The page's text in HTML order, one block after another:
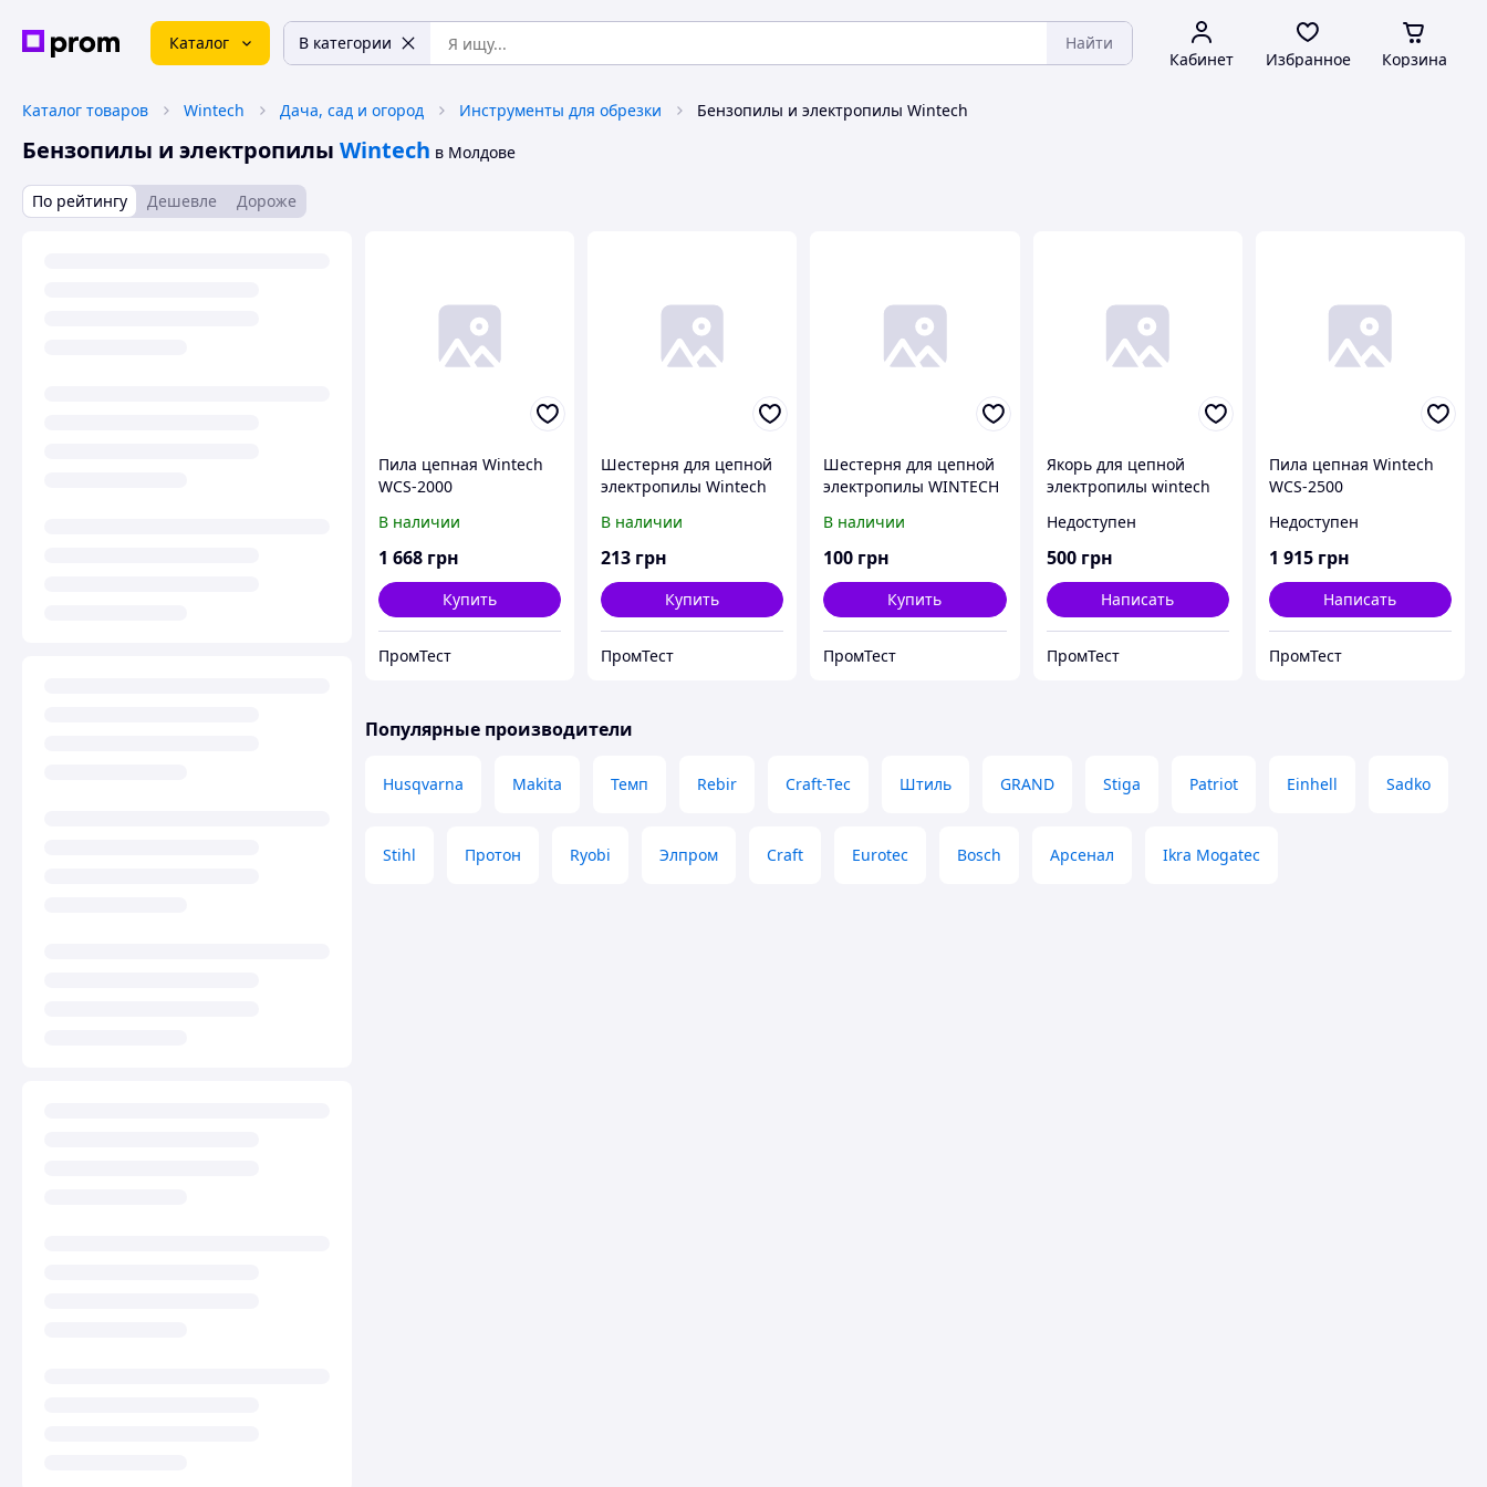
Каталог В категории Найти
Кабинет Избранное Корзина
Каталог товаров Wintech Дача, сад и огород Инструменты для обрезки Бензопилы и электропилы Wintech
Бензопилы и электропилы Wintech в Молдове
По рейтингу Дешевле Дороже
Пила цепная Wintech
WCS-2000
В наличии
1 668 грн
Купить
ПромТест
Шестерня для цепной
электропилы Wintech
В наличии
213 грн
Купить
ПромТест
Шестерня для цепной
электропилы WINTECH
В наличии
100 грн
Купить
ПромТест
Якорь для цепной
электропилы wintech
Недоступен
500 грн
Написать
ПромТест
Пила цепная Wintech
WCS-2500
Недоступен
1 915 грн
Написать
ПромТест
Популярные производители
Husqvarna Makita Темп Rebir Craft-Tec Штиль GRAND Stiga Patriot Einhell Sadko
Stihl Протон Ryobi Элпром Craft Eurotec Bosch Арсенал Ikra Mogatec